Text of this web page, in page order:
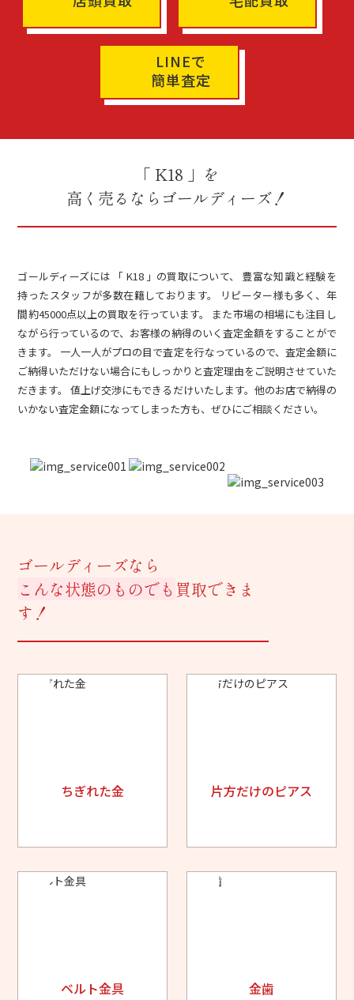
LINEで
簡単査定
「 K18 」を
高く売るならゴールディーズ！
ゴールディーズには 「 K18 」の買取について、 豊富な知識と経験を
持ったスタッフが多数在籍しております。 リピーター様も多く、年
間約45000点以上の買取を行っています。 また市場の相場にも注目し
ながら行っているので、お客様の納得のいく査定金額をすることがで
きます。 一人一人がプロの目で査定を行なっているので、査定金額に
ご納得いただけない場合にもしっかりと査定理由をご説明させていた
だきます。 値上げ交渉にもできるだけいたします。他のお店で納得の
いかない査定金額になってしまった方も、ぜひにご相談ください。
ゴールディーズなら
こんな状態のものでも 買取できま
す！
ちぎれた金 片方だけのピアス
ベルト金具 金歯